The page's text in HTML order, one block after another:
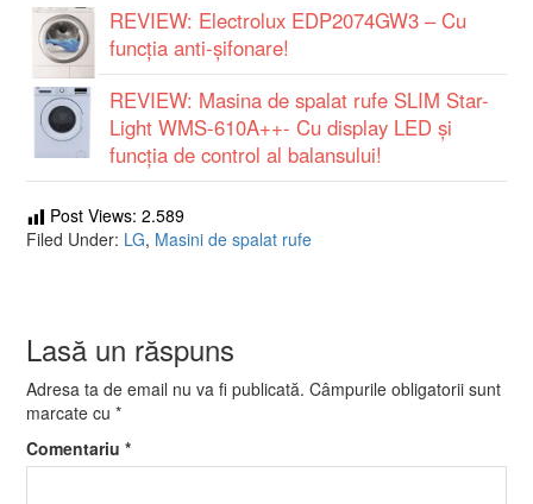
REVIEW: Electrolux EDP2074GW3 – Cu
funcţia anti-şifonare!
REVIEW: Masina de spalat rufe SLIM Star-
Light WMS-610A++- Cu display LED și
funcția de control al balansului!
Post Views: 2.589
Filed Under: LG, Masini de spalat rufe
Lasă un răspuns
Adresa ta de email nu va fi publicată. Câmpurile obligatorii sunt
marcate cu*
Comentariu*